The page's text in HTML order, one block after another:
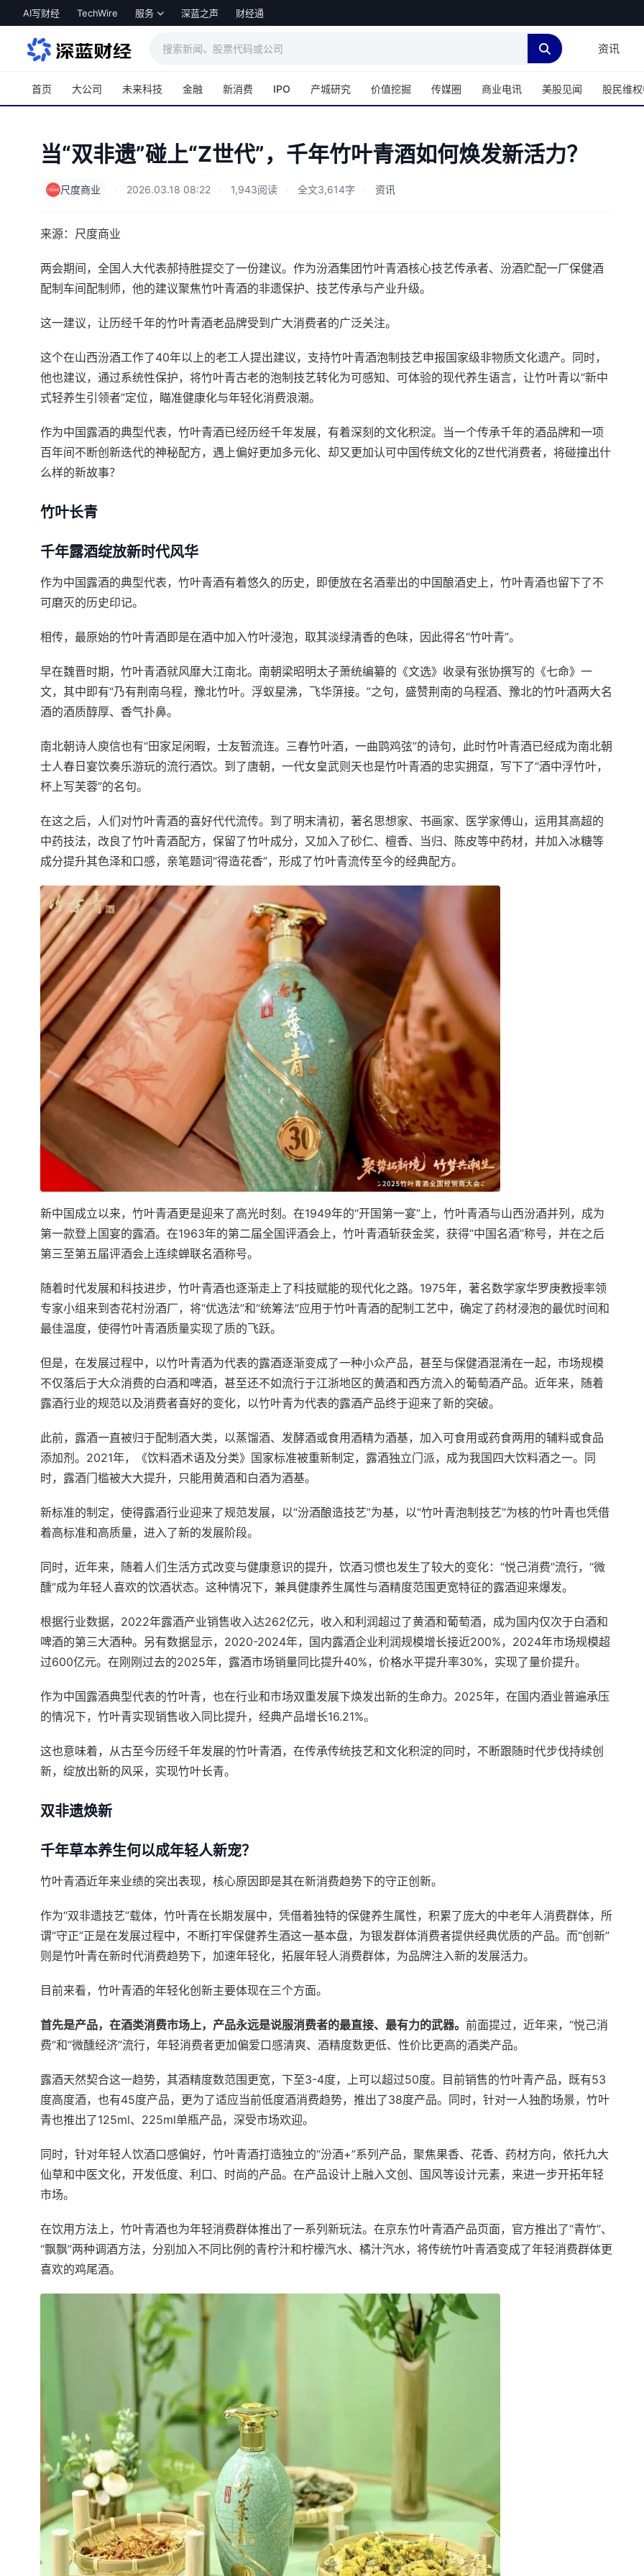
跳转到主内容
AI写财经 TechWire 服务 深蓝之声 财经通
资讯
首页 大公司 未来科技 金融 新消费 IPO 产城研究 价值挖掘 传媒圈 商业电讯 美股见闻 股民维
当“双非遗”碰上“Z世代”，千年竹叶青酒如何焕发新活力？
尺度商业 · 2026.03.18 08:22 · 1,943阅读 · 全文3,614字 · 资讯
来源：尺度商业
两会期间，全国人大代表郝持胜提交了一份建议。作为汾酒集团竹叶青酒核心技艺传承者、汾酒贮配一厂保健酒
配制车间配制师，他的建议聚焦竹叶青酒的非遗保护、技艺传承与产业升级。
这一建议，让历经千年的竹叶青酒老品牌受到广大消费者的广泛关注。
这个在山西汾酒工作了40年以上的老工人提出建议，支持竹叶青酒泡制技艺申报国家级非物质文化遗产。同时，
他也建议，通过系统性保护，将竹叶青古老的泡制技艺转化为可感知、可体验的现代养生语言，让竹叶青以“新中
式轻养生引领者”定位，瞄准健康化与年轻化消费浪潮。
作为中国露酒的典型代表，竹叶青酒已经历经千年发展，有着深刻的文化积淀。当一个传承千年的酒品牌和一项
百年间不断创新迭代的神秘配方，遇上偏好更加多元化、却又更加认可中国传统文化的Z世代消费者，将碰撞出什
么样的新故事？
竹叶长青
千年露酒绽放新时代风华
作为中国露酒的典型代表，竹叶青酒有着悠久的历史，即便放在名酒辈出的中国酿酒史上，竹叶青酒也留下了不
可磨灭的历史印记。
相传，最原始的竹叶青酒即是在酒中加入竹叶浸泡，取其淡绿清香的色味，因此得名“竹叶青”。
早在魏晋时期，竹叶青酒就风靡大江南北。南朝梁昭明太子萧统编纂的《文选》收录有张协撰写的《七命》一
文，其中即有“乃有荆南乌程，豫北竹叶。浮蚁星沸，飞华蓱接。”之句，盛赞荆南的乌程酒、豫北的竹叶酒两大名
酒的酒质醇厚、香气扑鼻。
南北朝诗人庾信也有“田家足闲暇，士友暂流连。三春竹叶酒，一曲鹍鸡弦”的诗句，此时竹叶青酒已经成为南北朝
士人春日宴饮奏乐游玩的流行酒饮。到了唐朝，一代女皇武则天也是竹叶青酒的忠实拥趸，写下了“酒中浮竹叶，
杯上写芙蓉”的名句。
在这之后，人们对竹叶青酒的喜好代代流传。到了明末清初，著名思想家、书画家、医学家傅山，运用其高超的
中药技法，改良了竹叶青酒配方，保留了竹叶成分，又加入了砂仁、檀香、当归、陈皮等中药材，并加入冰糖等
成分提升其色泽和口感，亲笔题词“得造花香”，形成了竹叶青流传至今的经典配方。
新中国成立以来，竹叶青酒更是迎来了高光时刻。在1949年的“开国第一宴”上，竹叶青酒与山西汾酒并列，成为
第一款登上国宴的露酒。在1963年的第二届全国评酒会上，竹叶青酒斩获金奖，获得“中国名酒”称号，并在之后
第三至第五届评酒会上连续蝉联名酒称号。
随着时代发展和科技进步，竹叶青酒也逐渐走上了科技赋能的现代化之路。1975年，著名数学家华罗庚教授率领
专家小组来到杏花村汾酒厂，将“优选法”和“统筹法”应用于竹叶青酒的配制工艺中，确定了药材浸泡的最优时间和
最佳温度，使得竹叶青酒质量实现了质的飞跃。
但是，在发展过程中，以竹叶青酒为代表的露酒逐渐变成了一种小众产品，甚至与保健酒混淆在一起，市场规模
不仅落后于大众消费的白酒和啤酒，甚至还不如流行于江浙地区的黄酒和西方流入的葡萄酒产品。近年来，随着
露酒行业的规范以及消费者喜好的变化，以竹叶青为代表的露酒产品终于迎来了新的突破。
此前，露酒一直被归于配制酒大类，以蒸馏酒、发酵酒或食用酒精为酒基，加入可食用或药食两用的辅料或食品
添加剂。2021年，《饮料酒术语及分类》国家标准被重新制定，露酒独立门派，成为我国四大饮料酒之一。同
时，露酒门槛被大大提升，只能用黄酒和白酒为酒基。
新标准的制定，使得露酒行业迎来了规范发展，以“汾酒酿造技艺”为基，以“竹叶青泡制技艺”为核的竹叶青也凭借
着高标准和高质量，进入了新的发展阶段。
同时，近年来，随着人们生活方式改变与健康意识的提升，饮酒习惯也发生了较大的变化：“悦己消费”流行，“微
醺”成为年轻人喜欢的饮酒状态。这种情况下，兼具健康养生属性与酒精度范围更宽特征的露酒迎来爆发。
根据行业数据，2022年露酒产业销售收入达262亿元，收入和利润超过了黄酒和葡萄酒，成为国内仅次于白酒和
啤酒的第三大酒种。另有数据显示，2020-2024年，国内露酒企业利润规模增长接近200%，2024年市场规模超
过600亿元。在刚刚过去的2025年，露酒市场销量同比提升40%，价格水平提升率30%，实现了量价提升。
作为中国露酒典型代表的竹叶青，也在行业和市场双重发展下焕发出新的生命力。2025年，在国内酒业普遍承压
的情况下，竹叶青实现销售收入同比提升，经典产品增长16.21%。
这也意味着，从古至今历经千年发展的竹叶青酒，在传承传统技艺和文化积淀的同时，不断跟随时代步伐持续创
新，绽放出新的风采，实现竹叶长青。
双非遗焕新
千年草本养生何以成年轻人新宠？
竹叶青酒近年来业绩的突出表现，核心原因即是其在新消费趋势下的守正创新。
作为“双非遗技艺”载体，竹叶青在长期发展中，凭借着独特的保健养生属性，积累了庞大的中老年人消费群体，所
谓“守正”正是在发展过程中，不断打牢保健养生酒这一基本盘，为银发群体消费者提供经典优质的产品。而“创新”
则是竹叶青在新时代消费趋势下，加速年轻化，拓展年轻人消费群体，为品牌注入新的发展活力。
目前来看，竹叶青酒的年轻化创新主要体现在三个方面。
首先是产品，在酒类消费市场上，产品永远是说服消费者的最直接、最有力的武器。 前面提过，近年来，“悦己消
费”和“微醺经济”流行，年轻消费者更加偏爱口感清爽、酒精度数更低、性价比更高的酒类产品。
露酒天然契合这一趋势，其酒精度数范围更宽，下至3-4度，上可以超过50度。目前销售的竹叶青产品，既有53
度高度酒，也有45度产品，更为了适应当前低度酒消费趋势，推出了38度产品。同时，针对一人独酌场景，竹叶
青也推出了125ml、225ml单瓶产品，深受市场欢迎。
同时，针对年轻人饮酒口感偏好，竹叶青酒打造独立的“汾酒+”系列产品，聚焦果香、花香、药材方向，依托九大
仙草和中医文化，开发低度、利口、时尚的产品。在产品设计上融入文创、国风等设计元素，来进一步开拓年轻
市场。
在饮用方法上，竹叶青酒也为年轻消费群体推出了一系列新玩法。在京东竹叶青酒产品页面，官方推出了“青竹”、
“飘飘”两种调酒方法，分别加入不同比例的青柠汁和柠檬汽水、橘汁汽水，将传统竹叶青酒变成了年轻消费群体更
喜欢的鸡尾酒。